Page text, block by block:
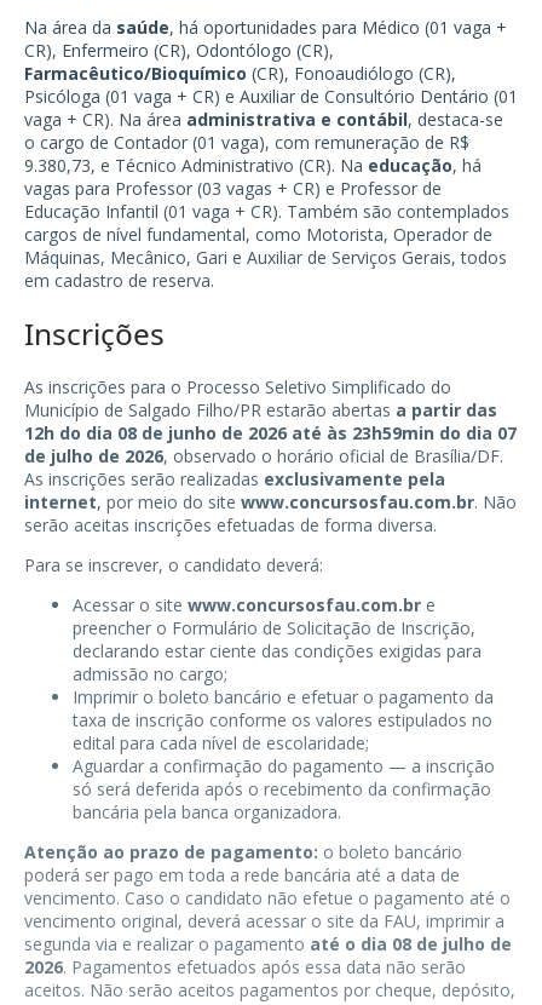
Na área da saúde, há oportunidades para Médico (01 vaga +
CR), Enfermeiro (CR), Odontólogo (CR),
Farmacêutico/Bioquímico (CR), Fonoaudiólogo (CR),
Psicóloga (01 vaga + CR) e Auxiliar de Consultório Dentário (01
vaga + CR). Na área administrativa e contábil, destaca-se
o cargo de Contador (01 vaga), com remuneração de R$
9.380,73, e Técnico Administrativo (CR). Na educação, há
vagas para Professor (03 vagas + CR) e Professor de
Educação Infantil (01 vaga + CR). Também são contemplados
cargos de nível fundamental, como Motorista, Operador de
Máquinas, Mecânico, Gari e Auxiliar de Serviços Gerais, todos
em cadastro de reserva.
Inscrições
As inscrições para o Processo Seletivo Simplificado do
Município de Salgado Filho/PR estarão abertas a partir das
12h do dia 08 de junho de 2026 até às 23h59min do dia 07
de julho de 2026, observado o horário oficial de Brasília/DF.
As inscrições serão realizadas exclusivamente pela
internet, por meio do site www.concursosfau.com.br. Não
serão aceitas inscrições efetuadas de forma diversa.
Para se inscrever, o candidato deverá:
Acessar o site www.concursosfau.com.br e
preencher o Formulário de Solicitação de Inscrição,
declarando estar ciente das condições exigidas para
admissão no cargo;
Imprimir o boleto bancário e efetuar o pagamento da
taxa de inscrição conforme os valores estipulados no
edital para cada nível de escolaridade;
Aguardar a confirmação do pagamento — a inscrição
só será deferida após o recebimento da confirmação
bancária pela banca organizadora.
Atenção ao prazo de pagamento: o boleto bancário
poderá ser pago em toda a rede bancária até a data de
vencimento. Caso o candidato não efetue o pagamento até o
vencimento original, deverá acessar o site da FAU, imprimir a
segunda via e realizar o pagamento até o dia 08 de julho de
2026. Pagamentos efetuados após essa data não serão
aceitos. Não serão aceitos pagamentos por cheque, depósito,